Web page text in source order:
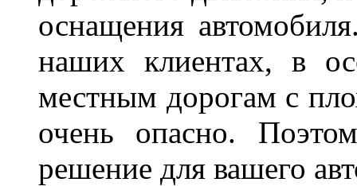
оснащения
наших клиентах, в
местным дорогам с
очень опасно.
решение для вашего